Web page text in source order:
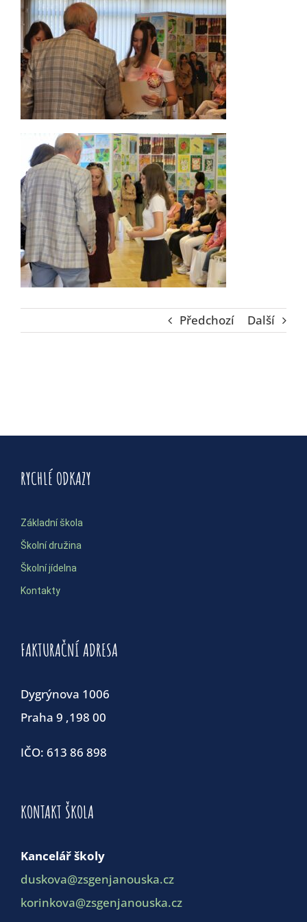
Předchozí Další
RYCHLÉ ODKAZY
Základní škola
Školní družina
Školní jídelna
Kontakty
FAKTURAČNÍ ADRESA
Dygrýnova 1006
Praha 9 ,198 00
IČO: 613 86 898
KONTAKT ŠKOLA
Kancelář školy
duskova@zsgenjanouska.cz
korinkova@zsgenjanouska.cz